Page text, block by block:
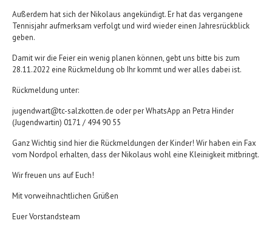
Außerdem hat sich der Nikolaus angekündigt. Er hat das vergangene
Tennisjahr aufmerksam verfolgt und wird wieder einen Jahresrückblick
geben.
Damit wir die Feier ein wenig planen können, gebt uns bitte bis zum
28.11.2022 eine Rückmeldung ob Ihr kommt und wer alles dabei ist.
Rückmeldung unter:
jugendwart@tc-salzkotten.de oder per WhatsApp an Petra Hinder
(Jugendwartin) 0171 / 494 90 55
Ganz Wichtig sind hier die Rückmeldungen der Kinder! Wir haben ein Fax
vom Nordpol erhalten, dass der Nikolaus wohl eine Kleinigkeit mitbringt.
Wir freuen uns auf Euch!
Mit vorweihnachtlichen Grüßen
Euer Vorstandsteam